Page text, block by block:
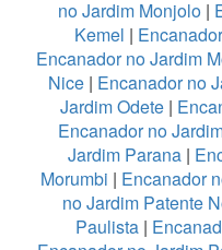
no Jardim Monjolo|
Kemel |
Encanador no Jardim
Nice| Encanador no
Jardim Odete|
Encanador no
Jardim Parana |
Morumbi | Encanador
no Jardim Patente
Paulista |